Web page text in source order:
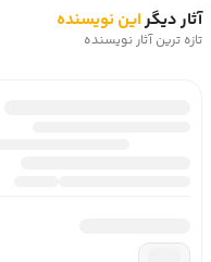
آثار دیگراین نویسنده
تازه ترین آثار نویسنده